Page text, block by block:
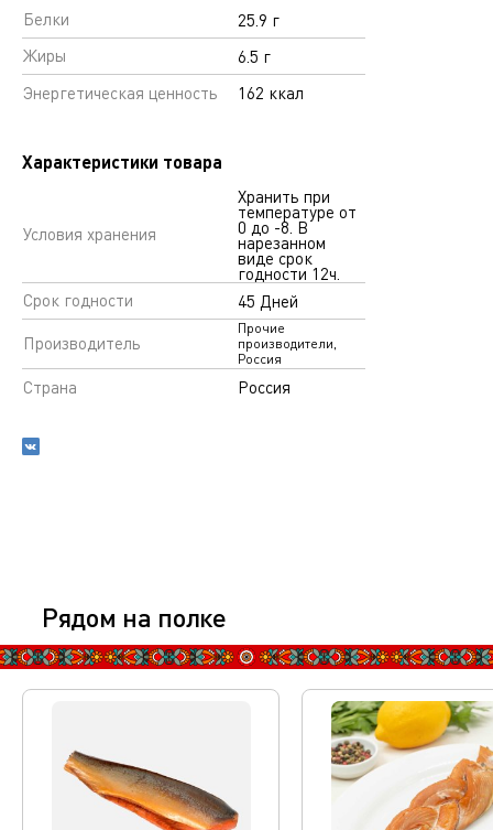
Белки
25.9 г
Жиры
6.5 г
Энергетическая ценность
162 ккал
Характеристики товара
Условия хранения
Хранить при
температуре от
0 до -8. В
нарезанном
виде срок
годности 12ч.
Срок годности
45 Дней
Производитель
Прочие
производители,
Россия
Страна Россия
Рядом на полке